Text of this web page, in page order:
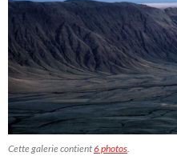
Cette galerie contient6 photos.